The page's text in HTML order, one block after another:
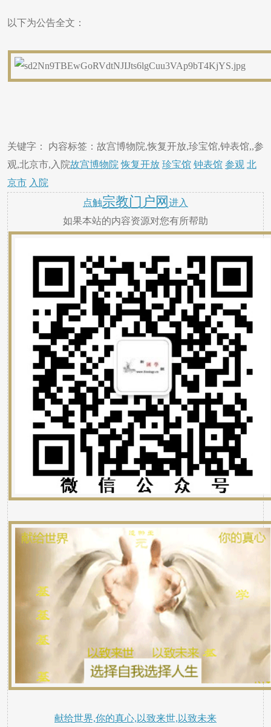
以下为公告全文：
关键字： 内容标签：故宫博物院,恢复开放,珍宝馆,钟表馆,,参
观,北京市,入院故宫博物院 恢复开放 珍宝馆 钟表馆 参观 北
京市 入院
点触宗教门户网 进入
如果本站的内容资源对您有所帮助
献给世界,你的真心,以致来世,以致未来